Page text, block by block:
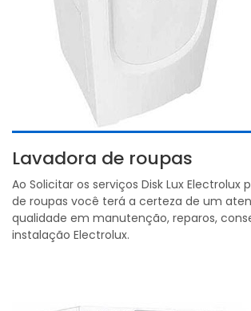
Lavadora de roupas
Ao Solicitar os serviços Disk Lux Electrolux
de roupas você terá a certeza de um
qualidade em manutenção, reparos,
instalação Electrolux.